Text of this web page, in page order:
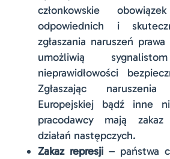
członkowskie
odpowiednich i
zgłaszania naruszeń
umożliwią
nieprawidłowości
Zgłaszając
Europejskiej bądź inne
pracodawcy mają zakaz
działań następczych.
Zakaz represji – państwa